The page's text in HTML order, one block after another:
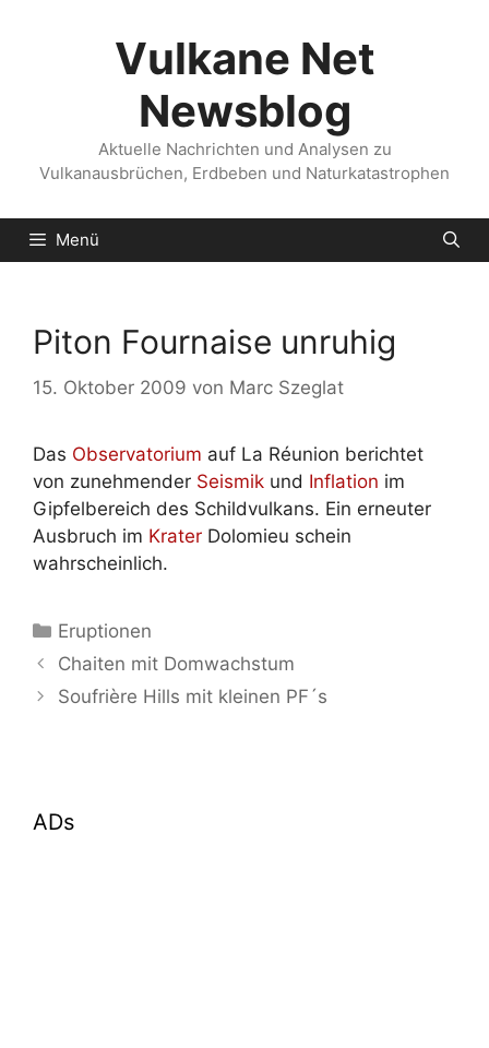
Vulkane Net
Newsblog
Aktuelle Nachrichten und Analysen zu
Vulkanausbrüchen, Erdbeben und Naturkatastrophen
Menü
Piton Fournaise unruhig
15. Oktober 2009 von Marc Szeglat
Das Observatorium auf La Réunion berichtet
von zunehmender Seismik und Inflation im
Gipfelbereich des Schildvulkans. Ein erneuter
Ausbruch im Krater Dolomieu schein
wahrscheinlich.
Kategorien
Eruptionen
Chaiten mit Domwachstum
Soufrière Hills mit kleinen PF´s
ADs